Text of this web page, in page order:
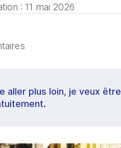
: 11 mai 2026
aller plus loin, je veux